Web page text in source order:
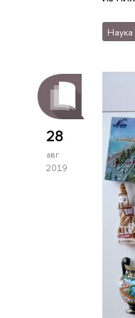
Наука
28
авг
2019